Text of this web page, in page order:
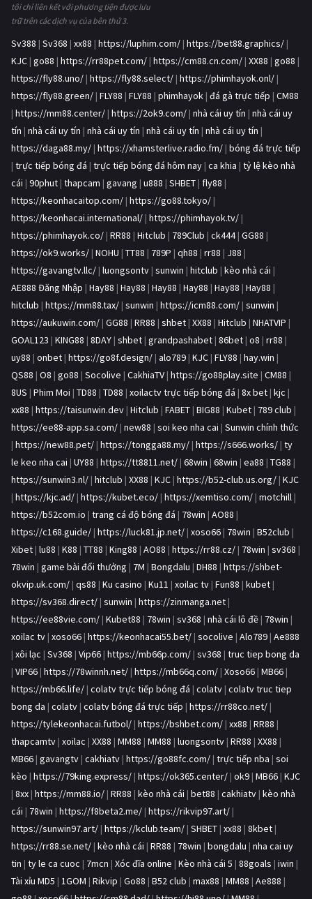
tôi chỉ liên kết với phương tiện được lưu
trữ trên các dịch vụ của bên thứ 3.
Sv388 | Sv368 | xx88 | https://luphim.com/ | https://bet88.graphics/ |
KJC | go88 | https://rr88pet.com/ | https://cm88.cn.com/ | XX88 | go88 |
https://fly88.uno/ | https://fly88.select/ | https://phimhayok.onl/ |
https://fly88.green/ | FLY88 | FLY88 | phimhayok | đá gà trực tiếp | CM88
| https://mm88.center/ | https://2ok9.com/ | nhà cái uy tín | nhà cái uy
tín | nhà cái uy tín | nhà cái uy tín | nhà cái uy tín | nhà cái uy tín |
https://daga88.my/ | https://xhamsterlive.radio.fm/ | bóng đá trực tiếp
| trực tiếp bóng đá | trực tiếp bóng đá hôm nay | ca khia | tỷ lệ kèo nhà
cái | 90phut | thapcam | gavang | u888 | SHBET | fly88 |
https://keonhacaitop.com/ | https://go88.tokyo/ |
https://keonhacai.international/ | https://phimhayok.tv/ |
https://phimhayok.co/ | RR88 | Hitclub | 789Club | ck444| GG88 |
https://ok9.works/ | NOHU | TT88 | 789P | qh88 | rr88 | J88 |
https://gavangtv.llc/ | luongsontv | sunwin | hitclub | kèo nhà cái |
AE888 Đăng Nhập | Hay88 | Hay88 | Hay88 | Hay88 | Hay88 | Hay88 |
hitclub | https://mm88.tax/ | sunwin | https://icm88.com/ | sunwin |
https://aukuwin.com/ | GG88 | RR88 | shbet | XX88 | Hitclub | NHATVIP |
GOAL123 | KING88 | 8DAY | shbet | grandpashabet | 86bet | o8 | rr88 |
uy88 | onbet | https://go8f.design/ | alo789 | KJC | FLY88 | hay.win |
QS88 | O8 | go88 | Socolive | CakhiaTV | https://go88play.site | CM88 |
8US | Phim Moi | TD88 | TD88 | xoilactv trực tiếp bóng đá | 8x bet | kjc |
xx88 | https://taisunwin.dev | Hitclub | FABET | BIG88 | Kubet | 789 club |
https://ee88-app.sa.com/ | new88 | soi keo nha cai | Sunwin chính thức
| https://new88.pet/ | https://tongga88.my/ | https://s666.works/ | ty
le keo nha cai | UY88 | https://tt8811.net/ | 68win | 68win | ea88 | TG88 |
https://sunwin3.nl/ | hitclub | XX88 | KJC | https://b52-club.us.org/ | KJC
| https://kjc.ad/ | https://kubet.eco/ | https://xemtiso.com/ | motchill |
https://b52com.io | trang cá độ bóng đá | 78win | AO88 |
https://c168.guide/ | https://luck81.jp.net/ | xoso66 | 78win | B52club |
Xibet | lu88 | K88 | TT88 | King88 | AO88 | https://rr88.cz/ | 78win | sv368 |
78win | game bài đổi thưởng | 7M | Bongdalu | DH88 | https://shbet-
okvip.uk.com/ | qs88 | Ku casino | Ku11 | xoilac tv | Fun88 | kubet |
https://sv368.direct/ | sunwin | https://zinmanga.net |
https://ee88vie.com/ | Kubet88 | 78win | sv368 | nhà cái lô đề | 78win |
xoilac tv | xoso66 | https://keonhacai55.bet/ | socolive | Alo789 | Ae888
| xôi lạc | Sv368 | Vip66 | https://mb66p.com/ | sv368 | truc tiep bong da
| VIP66 | https://78winnh.net/ | https://mb66q.com/ | Xoso66 | MB66 |
https://mb66.life/ | colatv trực tiếp bóng đá | colatv | colatv truc tiep
bong da | colatv | colatv bóng đá trực tiếp | https://rr88co.net/ |
https://tylekeonhacai.futbol/ | https://bshbet.com/ | xx88 | RR88 |
thapcamtv | xoilac | XX88 | MM88 | MM88 | luongsontv | RR88 | XX88 |
MB66 | gavangtv | cakhiatv | https://go88fc.com/ | trực tiếp nba | soi
kèo | https://79king.express/ | https://ok365.center/ | ok9 | MB66 | KJC
| 8xx | https://mm88.io/ | RR88 | kèo nhà cái | bet88 | cakhiatv | kèo nhà
cái | 78win | https://f8beta2.me/ | https://rikvip97.art/ |
https://sunwin97.art/ | https://kclub.team/ | SHBET | xx88 | 8kbet |
https://rr88.se.net/ | kèo nhà cái | RR88 | 78win | bongdalu | nha cai uy
tin | ty le ca cuoc | 7mcn | Xóc đĩa online | Kèo nhà cái 5 | 88goals | iwin |
Tài xỉu MD5 | 1GOM | Rikvip | Go88 | B52 club | max88 | MM88 | Ae888 |